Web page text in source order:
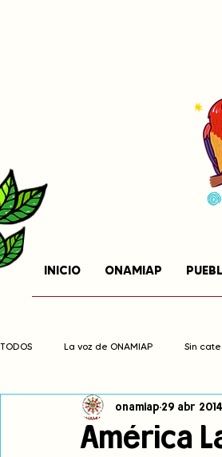
INICIO ONAMIAP
TODOS La voz de ONAMIAP Sin
Cambio climático Navegador
América
onamiap 29 abr 2014